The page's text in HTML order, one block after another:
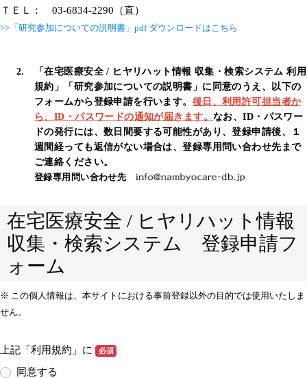
ＴＥＬ： 03-6834-2290（直）
>>「研究参加についての説明書」pdf ダウンロードはこちら
「在宅医療安全 / ヒヤリハット情報 収集・検索システム 利用
規約」「研究参加についての説明書」に同意のうえ、以下の
フォームから登録申請を行います。 後日、 利用許可担当者か
ら、 ID・パスワードの通知が届きます。 なお、ID・パスワー
ドの発行には、数日間要する可能性があり、登録申請後、１
週間経っても返信がない場合は、登録専用問い合わせ先まで
ご連絡ください。
登録専用問い合わせ先
在宅医療安全 / ヒヤリハット情報
収集・検索システム 登録申請フ
ォーム
※ この個人情報は、本サイトにおける事前登録以外の目的では使用いたしま
せん。
在宅医療安全 / ヒヤリハット情報 収集
上記「利用規約」に 必須
同意する